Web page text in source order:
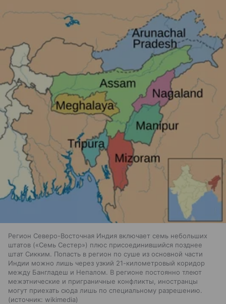
Регион Северо-Восточная Индия включает семь небольших
штатов («Семь Сестер») плюс присоединившийся позднее
штат Сикким. Попасть в регион по суше из основной части
Индии можно лишь через узкий 21-километровый коридор
между Бангладеш и Непалом. В регионе постоянно тлеют
межэтнические и приграничные конфликты, иностранцы
могут приехать сюда лишь по специальному разрешению.
источник: wikimedia